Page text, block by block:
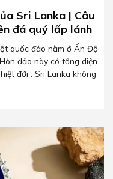
Sri Lanka | Câu
đá quý lấp lánh
quốc đảo nằm ở Ấn Độ
đảo này có tổng diện
đới . Sri Lanka không